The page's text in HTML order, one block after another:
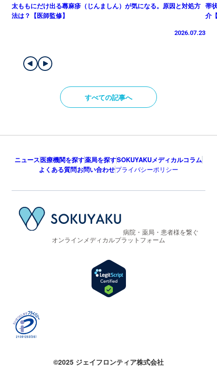
太ももにだけ出る蕁麻疹（じんましん）が気になる。原因と対処方
法は？【医師監修】
2026.07.23
帯
介
すべての記事へ
ニュース医療機関を探す薬局を探すSOKUYAKUメディカルコラム
よくある質問お問い合わせプライバシーポリシー
病院・薬局・患者様を繋ぐ
オンラインメディカルプラットフォーム
©2025 ジェイフロンティア株式会社